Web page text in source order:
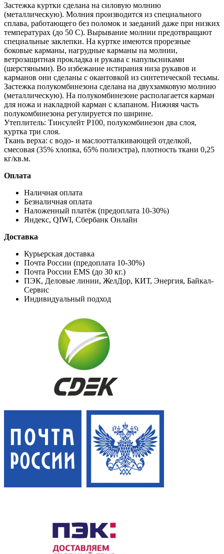
Застежка куртки сделана на силовую молнию
(металлическую). Молния производится из специального
сплава, работающего без поломок и заеданий даже при низких
температурах (до 50 С). Вырывание молнии предотвращают
специальные заклепки. На куртке имеются прорезные
боковые карманы, нагрудные карманы на молнии,
ветрозащитная прокладка и рукава с напульсниками
(шерстяными). Во избежание истирания низа рукавов и
карманов они сделаны с окантовкой из синтетической тесьмы.
Застежка полукомбинезона сделана на двухзамковую молнию
(металлическую). На полукомбинезоне располагается карман
для ножа и накладной карман с клапаном. Нижняя часть
полукомбинезона регулируется по ширине.
Утеплитель: Тинсулейт Р100, полукомбинезон два слоя,
куртка три слоя.
Ткань верха: с водо- и маслоотталкивающей отделкой,
смесовая (35% хлопка, 65% полиэстра), плотность ткани 0,25
кг/кв.м.
Оплата
Наличная оплата
Безналичная оплата
Наложенный платёж (предоплата 10-30%)
Яндекс, QIWI, Сбербанк Онлайн
Доставка
Курьерская доставка
Почта России (предоплата 10-30%)
Почта России EMS (до 30 кг.)
ПЭК, Деловые линии, ЖелДор, КИТ, Энергия, Байкал-
Сервис
Индивидуальный подход